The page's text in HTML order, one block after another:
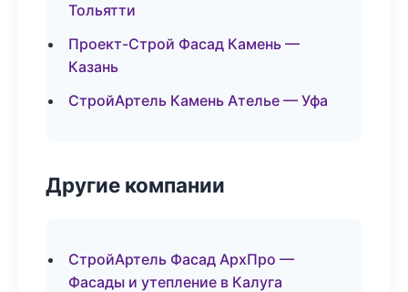
Тольятти
Проект-Строй Фасад Камень —
Казань
СтройАртель Камень Ателье — Уфа
Другие компании
СтройАртель Фасад АрхПро —
Фасады и утепление в Калуга